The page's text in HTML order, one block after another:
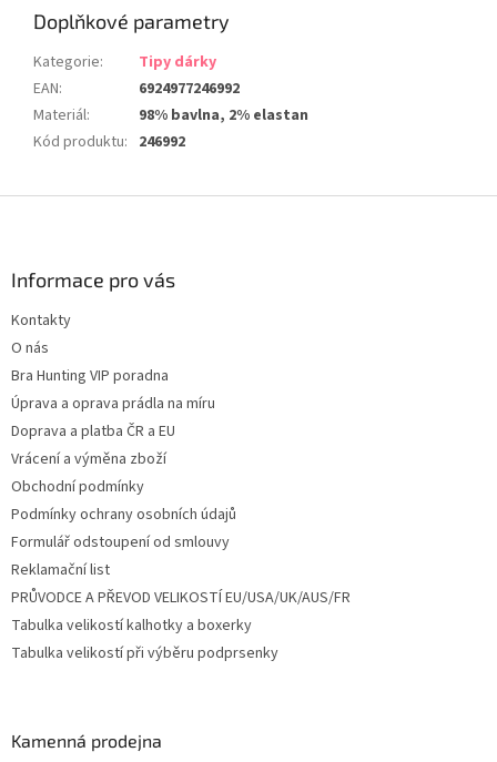
Doplňkové parametry
Kategorie:
Tipy dárky
EAN:
6924977246992
Materiál:
98% bavlna, 2% elastan
Kód produktu: 246992
Informace pro vás
Kontakty
O nás
Bra Hunting VIP poradna
Úprava a oprava prádla na míru
Doprava a platba ČR a EU
Vrácení a výměna zboží
Obchodní podmínky
Podmínky ochrany osobních údajů
Formulář odstoupení od smlouvy
Reklamační list
PRŮVODCE A PŘEVOD VELIKOSTÍ EU/USA/UK/AUS/FR
Tabulka velikostí kalhotky a boxerky
Tabulka velikostí při výběru podprsenky
Kamenná prodejna